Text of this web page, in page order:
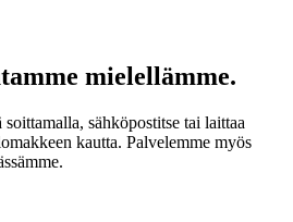
mielellämme.
sähköpostitse tai laittaa
kautta. Palvelemme myös